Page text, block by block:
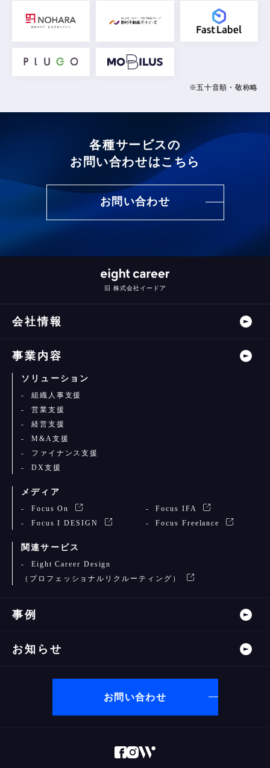
※五十音順・敬称略
各種サービスの
お問い合わせはこちら
お問い合わせ
旧 株式会社イードア
会社情報
事業内容
ソリューション
組織人事支援
営業支援
経営支援
M&A支援
ファイナンス支援
DX支援
メディア
Focus On
Focus IFA
Focus I DESIGN
Focus Freelance
関連サービス
Eight Career Design
（プロフェッショナルリクルーティング）
事例
お知らせ
お問い合わせ